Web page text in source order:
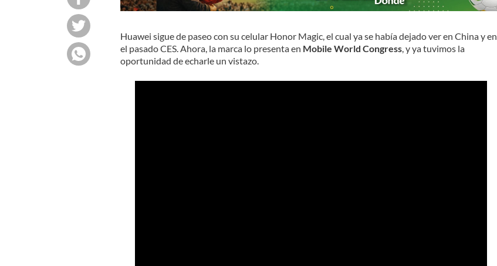
Huawei sigue de paseo con su celular Honor Magic, el cual ya se había dejado ver en China y en
el pasado CES. Ahora, la marca lo presenta en Mobile World Congress, y ya tuvimos la
oportunidad de echarle un vistazo.